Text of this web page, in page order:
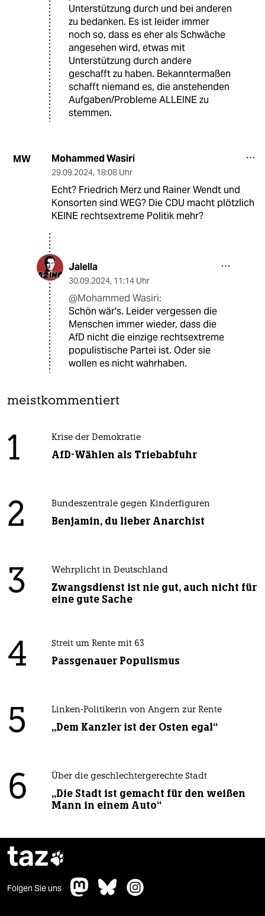
Unterstützung durch und bei anderen
zu bedanken. Es ist leider immer
noch so, dass es eher als Schwäche
angesehen wird, etwas mit
Unterstützung durch andere
geschafft zu haben. Bekanntermaßen
schafft niemand es, die anstehenden
Aufgaben/Probleme ALLEINE zu
stemmen.
MW Mohammed Wasiri
29.09.2024, 18:08 Uhr
Echt? Friedrich Merz und Rainer Wendt und
Konsorten sind WEG? Die CDU macht plötzlich
KEINE rechtsextreme Politik mehr?
Jalella
30.09.2024, 11:14 Uhr
@Mohammed Wasiri:
Schön wär's. Leider vergessen die
Menschen immer wieder, dass die
AfD nicht die einzige rechtsextreme
populistische Partei ist. Oder sie
wollen es nicht wahrhaben.
meistkommentiert
1 Krise der Demokratie
AfD-Wählen als Triebabfuhr
2 Bundeszentrale gegen Kinderfiguren
Benjamin, du lieber Anarchist
3 Wehrplicht in Deutschland
Zwangsdienst ist nie gut, auch nicht für
eine gute Sache
4 Streit um Rente mit 63
Passgenauer Populismus
5 Linken-Politikerin von Angern zur Rente
„Dem Kanzler ist der Osten egal“
6 Über die geschlechtergerechte Stadt
„Die Stadt ist gemacht für den weißen
Mann in einem Auto“
taz
Folgen Sie uns